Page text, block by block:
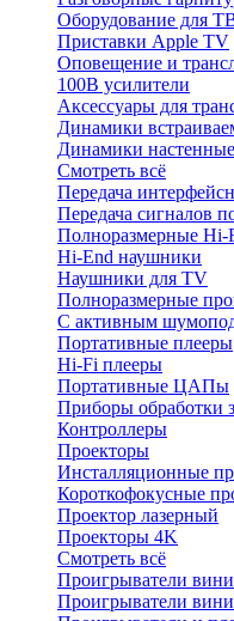
Оборудование для
Приставки Apple TV
Оповещение и
100В усилители
Аксессуары для
Динамики
Динамики настенные
Смотреть всё
Передача
Передача сигналов
Полноразмерные
Hi-End наушники
Наушники для TV
Полноразмерные
С активным
Портативные плееры
Hi-Fi плееры
Портативные ЦАПы
Приборы обработки
Контроллеры
Проекторы
Инсталляционные
Короткофокусные
Проектор лазерный
Проекторы 4K
Смотреть всё
Проигрыватели
Проигрыватели